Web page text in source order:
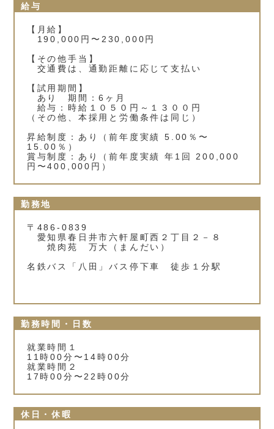
給与
【月給】
190,000円〜230,000円
【その他手当】
交通費は、通勤距離に応じて支払い
【試用期間】
あり 期間：6ヶ月
給与：時給１０５０円～１３００円
（その他、本採用と労働条件は同じ）
昇給制度：あり（前年度実績 5.00％〜
15.00％）
賞与制度：あり（前年度実績 年1回 200,000
円〜400,000円）
勤務地
〒486-0839
愛知県春日井市六軒屋町西２丁目２－８
焼肉苑 万大（まんだい）
名鉄バス「八田」バス停下車 徒歩１分駅
勤務時間・日数
就業時間１
11時00分〜14時00分
就業時間２
17時00分〜22時00分
休日・休暇